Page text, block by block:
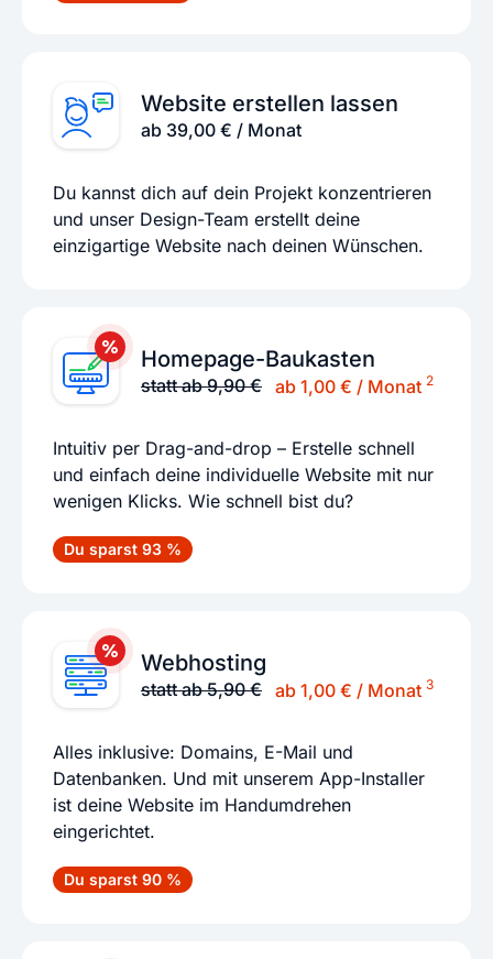
Website erstellen lassen
ab 39,00 € / Monat
Du kannst dich auf dein Projekt konzentrieren
und unser Design-Team erstellt deine
einzigartige Website nach deinen Wünschen.
Homepage-Baukasten
statt ab 9,90 € ab 1,00 € / Monat 2
Intuitiv per Drag-and-drop – Erstelle schnell
und einfach deine individuelle Website mit nur
wenigen Klicks. Wie schnell bist du?
Du sparst 93 %
Webhosting
statt ab 5,90 € ab 1,00 € / Monat 3
Alles inklusive: Domains, E-Mail und
Datenbanken. Und mit unserem App-Installer
ist deine Website im Handumdrehen
eingerichtet.
Du sparst 90 %